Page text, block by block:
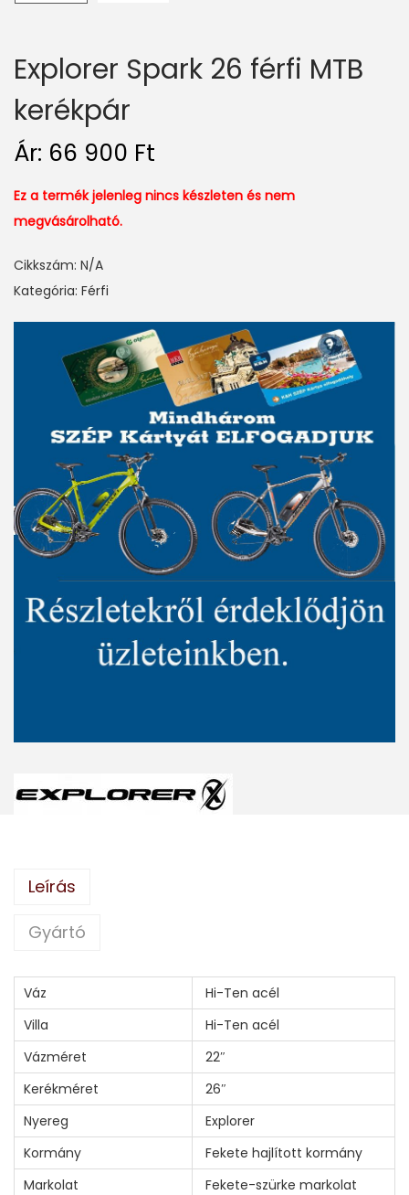
Explorer Spark 26 férfi MTB
kerékpár
Ár: 66 900 Ft
Ez a termék jelenleg nincs készleten és nem
megvásárolható.
Cikkszám: N/A
Kategória: Férfi
Leírás
Gyártó
Váz
Hi-Ten acél
Villa
Hi-Ten acél
Vázméret
22″
Kerékméret
26″
Nyereg
Explorer
Kormány
Fekete hajlított kormány
Markolat
Fekete-szürke markolat